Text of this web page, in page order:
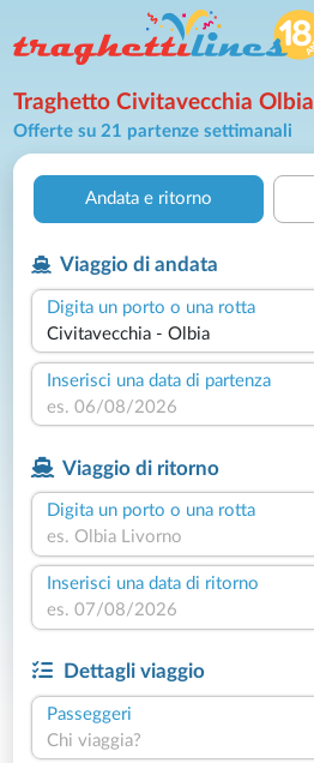
Traghetto Civitavecchia Olbia
Offerte su 21 partenze settimanali
Andata e ritorno
Viaggio di andata
Digita un porto o una rotta
Inserisci una data di partenza
Viaggio di ritorno
Digita un porto o una rotta
Inserisci una data di ritorno
Dettagli viaggio
Passeggeri
Chi viaggia?